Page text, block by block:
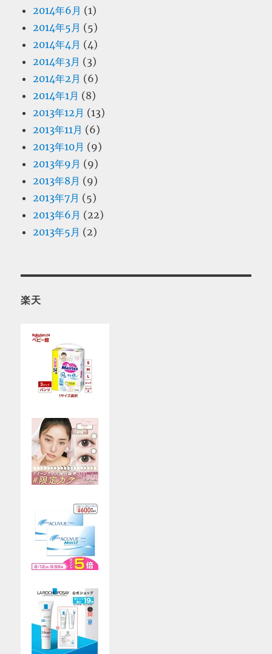
2014年6月 (1)
2014年5月 (5)
2014年4月 (4)
2014年3月 (3)
2014年2月 (6)
2014年1月 (8)
2013年12月 (13)
2013年11月 (6)
2013年10月 (9)
2013年9月 (9)
2013年8月 (9)
2013年7月 (5)
2013年6月 (22)
2013年5月 (2)
楽天